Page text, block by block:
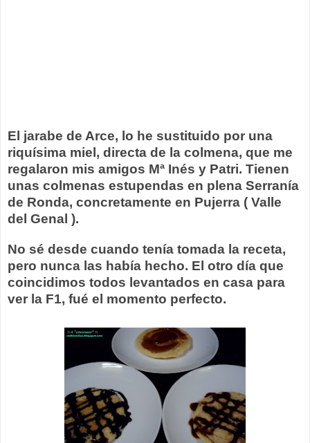
El jarabe de Arce, lo he sustituido por una
riquísima miel, directa de la colmena, que me
regalaron mis amigos Mª Inés y Patri. Tienen
unas colmenas estupendas en plena Serranía
de Ronda, concretamente en Pujerra ( Valle
del Genal ).
No sé desde cuando tenía tomada la receta,
pero nunca las había hecho. El otro día que
coincidimos todos levantados en casa para
ver la F1, fué el momento perfecto.